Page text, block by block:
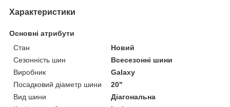
Характеристики
Основні атрибути
Стан
Новий
Сезонність шин
Всесезонні шини
Виробник
Galaxy
Посадковий діаметр шини
20"
Вид шини
Діагональна